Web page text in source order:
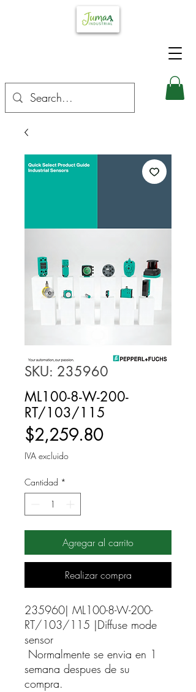
SKU: 235960
ML100-8-W-200-
RT/103/115
$2,259.80Precio
IVA excluido
Cantidad *
Agregar al carrito
Realizar compra
235960| ML100-8-W-200-
RT/103/115 |Diffuse mode
sensor
Normalmente se envia en 1
semana despues de su
compra.